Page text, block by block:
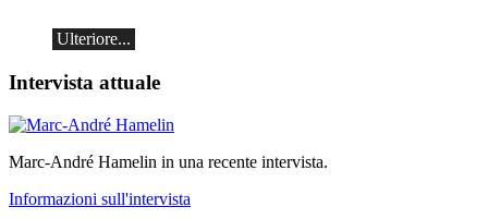
Ulteriore...
Intervista attuale
Marc-André Hamelin in una recente intervista.
Informazioni sull'intervista